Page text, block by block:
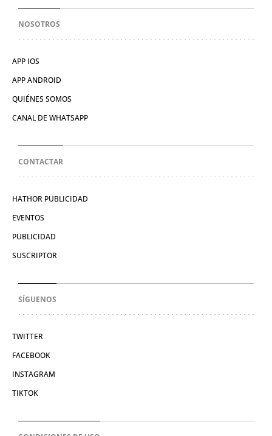
NOSOTROS
APP IOS
APP ANDROID
QUIÉNES SOMOS
CANAL DE WHATSAPP
CONTACTAR
HATHOR PUBLICIDAD
EVENTOS
PUBLICIDAD
SUSCRIPTOR
SÍGUENOS
TWITTER
FACEBOOK
INSTAGRAM
TIKTOK